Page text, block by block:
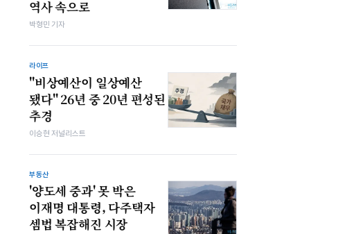
역사 속으로
박형민 기자
라이프
"비상예산이 일상예산
됐다" 26년 중 20년 편성된
추경
이승현 저널리스트
부동산
'양도세 중과' 못 박은
이재명 대통령, 다주택자
셈법 복잡해진 시장